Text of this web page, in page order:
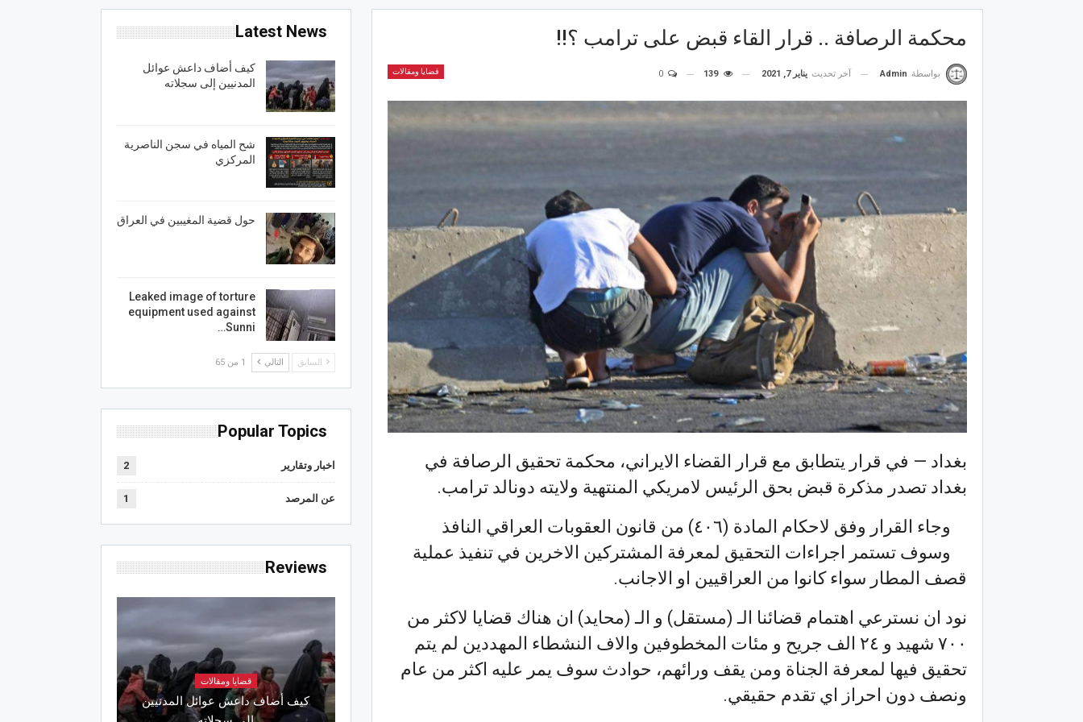
محكمة الرصافة .. قرار القاء قبض على ترامب ؟!!
قضايا ومقالات بواسطة Admin آخر تحديث يناير 7, 2021 139
0
بغداد — في قرار يتطابق مع قرار القضاء الايراني، محكمة تحقيق الرصافة في
بغداد تصدر مذكرة قبض بحق الرئيس لامريكي المنتهية ولايته دونالد ‏ترامب.‎
وجاء القرار وفق لاحكام المادة (٤٠٦) من قانون العقوبات العراقي النافذ
وسوف تستمر اجراءات التحقيق ‏لمعرفة المشتركين الاخرين في تنفيذ عملية
قصف المطار سواء كانوا من العراقيين او الاجانب.‏
نود ان نسترعي اهتمام قضائنا الـ (مستقل) و الـ (محايد) ان هناك قضايا لاكثر من
٧٠٠ شهيد و ٢٤ الف جريح و مئات المخطوفين والاف النشطاء المهددين لم يتم
تحقيق فيها لمعرفة الجناة ومن يقف ورائهم، حوادث سوف يمر عليه اكثر من عام
ونصف دون احراز اي تقدم حقيقي.
Latest News
كيف أضاف داعش عوائل
المدنيين إلى سجلاته
شح المياه في سجن الناصرية
المركزي
حول قضية المغيبين في العراق
Leaked image of torture
equipment used against
Sunni…
السابق التالي 1 من 65
Popular Topics
اخبار وتقارير 2
عن المرصد 1
Reviews
قضايا ومقالات
كيف أضاف داعش عوائل المدنيين